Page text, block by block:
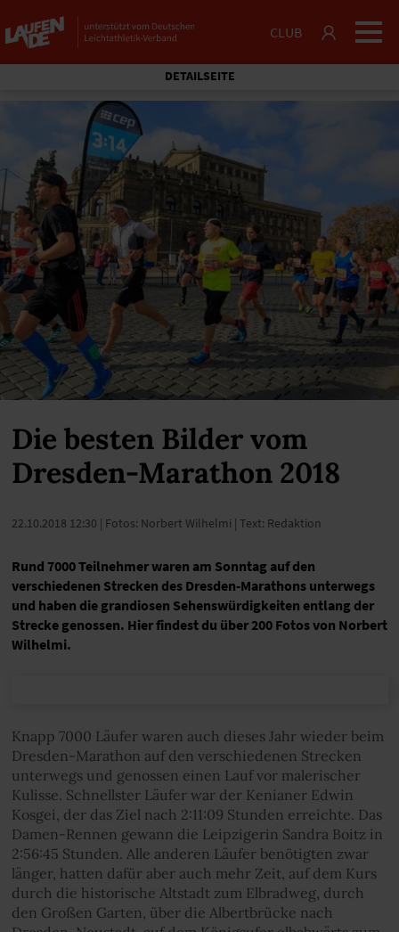
CLUB
DETAILSEITE
Die besten Bilder vom
Dresden-Marathon 2018
22.10.2018 12:30 | Fotos: Norbert Wilhelmi | Text: Redaktion
Rund 7000 Teilnehmer waren am Sonntag auf den
verschiedenen Strecken des Dresden-Marathons unterwegs
und haben die grandiosen Sehenswürdigkeiten entlang der
Strecke genossen. Hier findest du über 200 Fotos von Norbert
Wilhelmi.
Knapp 7000 Läufer waren auch dieses Jahr wieder beim
Dresden-Marathon auf den verschiedenen Strecken
unterwegs und genossen einen Lauf vor malerischer
Kulisse. Schnellster Läufer war der Kenianer Edwin
Kosgei, der das Ziel nach 2:11:09 Stunden erreichte. Das
Damen-Rennen gewann die Leipzigerin Sandra Boitz in
2:56:45 Stunden. Alle anderen Läufer benötigten zwar
länger, hatten dafür aber auch mehr Zeit, auf dem Kurs
durch die historische Altstadt zum Elbradweg, durch
den Großen Garten, über die Albertbrücke nach